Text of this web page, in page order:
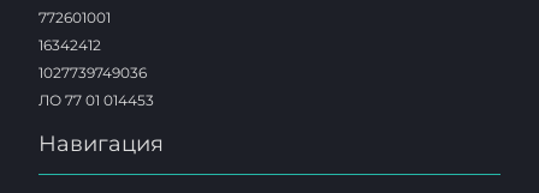
772601001
16342412
1027739749036
ЛО 77 01 014453
Навигация